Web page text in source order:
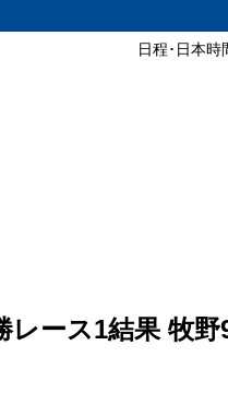
日程･日本時
ース1結果 牧野